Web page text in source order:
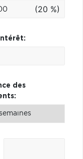
(20 %)
des